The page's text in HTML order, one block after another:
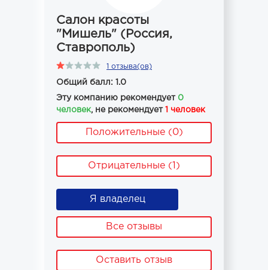
Салон красоты
"Мишель" (Россия,
Ставрополь)
1 отзыва(ов)
Общий балл: 1.0
Эту компанию рекомендует 0
человек, не рекомендует 1 человек
Положительные (0)
Отрицательные (1)
Я владелец
Все отзывы
Оставить отзыв